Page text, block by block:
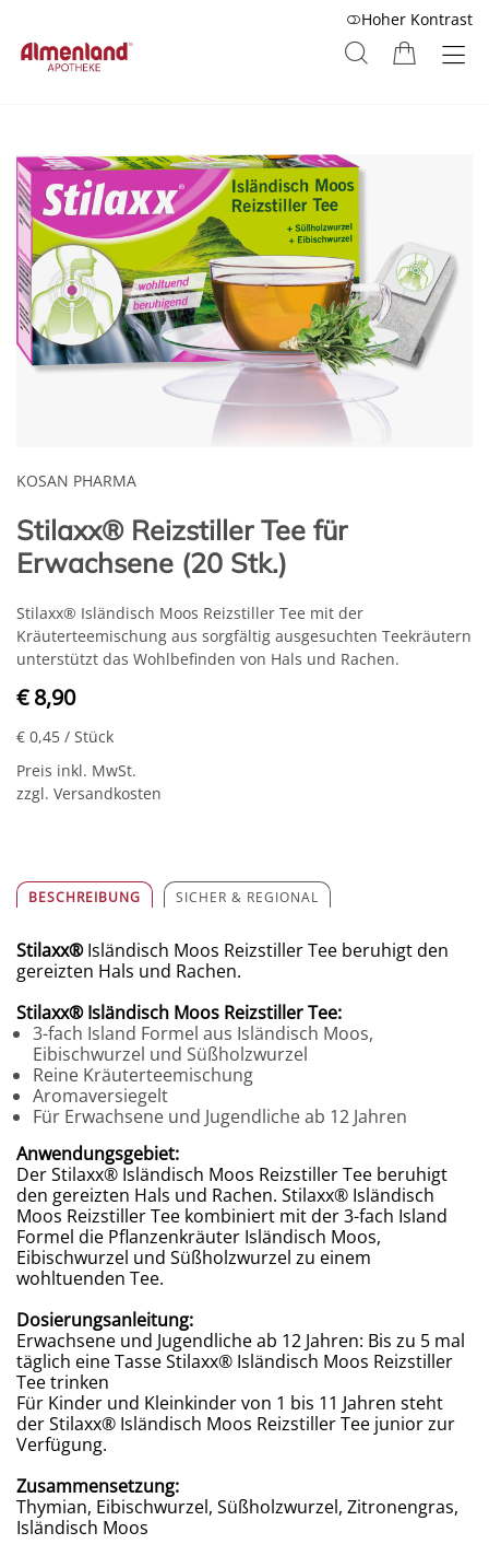
Hoher Kontrast
KOSAN PHARMA
Stilaxx® Reizstiller Tee für
Erwachsene (20 Stk.)
Stilaxx® Isländisch Moos Reizstiller Tee mit der
Kräuterteemischung aus sorgfältig ausgesuchten Teekräutern
unterstützt das Wohlbefinden von Hals und Rachen.
€ 8,90
€ 0,45 / Stück
Preis inkl. MwSt.
zzgl. Versandkosten
BESCHREIBUNG SICHER & REGIONAL
Stilaxx®Isländisch Moos Reizstiller Tee beruhigt den
gereizten Hals und Rachen.
Stilaxx®Isländisch Moos Reizstiller Tee:
3-fach Island Formel aus Isländisch Moos,
Eibischwurzel und Süßholzwurzel
Reine Kräuterteemischung
Aromaversiegelt
Für Erwachsene und Jugendliche ab 12 Jahren
Anwendungsgebiet:
Der Stilaxx® Isländisch Moos Reizstiller Tee beruhigt
den gereizten Hals und Rachen. Stilaxx® Isländisch
Moos Reizstiller Tee kombiniert mit der 3-fach Island
Formel die Pflanzenkräuter Isländisch Moos,
Eibischwurzel und Süßholzwurzel zu einem
wohltuenden Tee.
Dosierungsanleitung:
Erwachsene und Jugendliche ab 12 Jahren: Bis zu 5 mal
täglich eine Tasse Stilaxx® Isländisch Moos Reizstiller
Tee trinken
Für Kinder und Kleinkinder von 1 bis 11 Jahren steht
der Stilaxx® Isländisch Moos Reizstiller Tee juniorzur
Verfügung.
Zusammensetzung:
Thymian, Eibischwurzel, Süßholzwurzel, Zitronengras,
Isländisch Moos